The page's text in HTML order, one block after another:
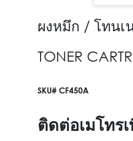
ผงหมึก / โทนเน
TONER
SKU# CF450A
ติดต่อเมโทร